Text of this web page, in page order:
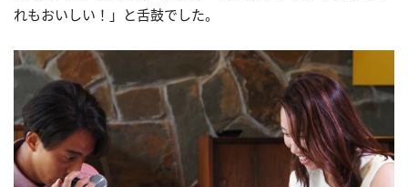
れもおいしい！」と舌鼓でした。